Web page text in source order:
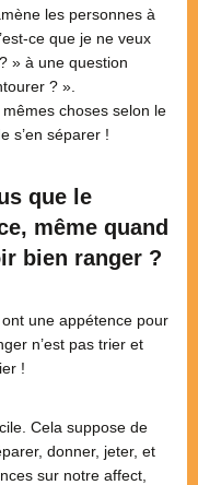
les personnes à
ce que je ne veux
» à une question
? ».
choses selon le
s’en séparer !
que le
même quand
bien ranger ?
une appétence pour
n’est pas trier et
!
Cela suppose de
donner, jeter, et
sur notre affect,